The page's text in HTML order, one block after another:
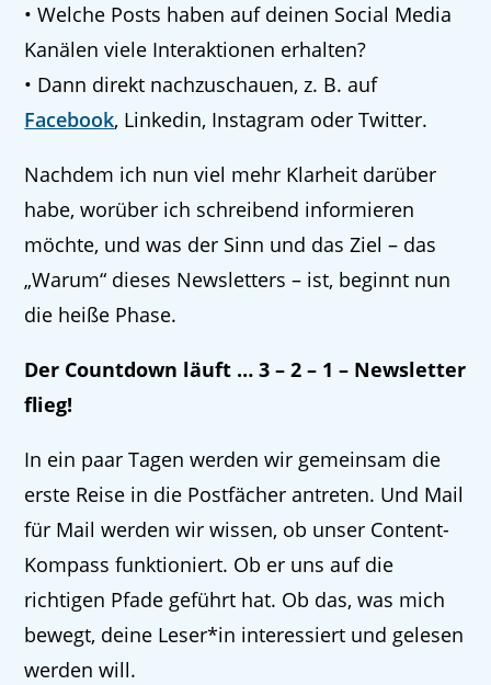
• Welche Posts haben auf deinen Social Media
Kanälen viele Interaktionen erhalten?
• Dann direkt nachzuschauen, z. B. auf
Facebook, Linkedin, Instagram oder Twitter.
Nachdem ich nun viel mehr Klarheit darüber
habe, worüber ich schreibend informieren
möchte, und was der Sinn und das Ziel – das
„Warum“ dieses Newsletters – ist, beginnt nun
die heiße Phase.
Der Countdown läuft … 3 – 2 – 1 – Newsletter
flieg!
In ein paar Tagen werden wir gemeinsam die
erste Reise in die Postfächer antreten. Und Mail
für Mail werden wir wissen, ob unser Content-
Kompass funktioniert. Ob er uns auf die
richtigen Pfade geführt hat. Ob das, was mich
bewegt, deine Leser*in interessiert und gelesen
werden will.